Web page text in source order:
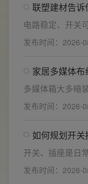
越长越好(因为
小，插孔间距越
联塑建材告
原因与技术对
电路稳定、开关
频繁跳闸大多源
或防护结构设计
电气套装产品
优异，可有效应
景，减少无故跳
发布时间：2026-
家居多媒体
关电气套装
多媒体箱大多暗
弱电线路的集中
装修美观度，外
一站式配齐全
的家用开关电气
插座、配电箱、
购与售后更省心
发布时间：2026-
如何规划开
开关电气套
开关、插座是日
电气配件。随着
插座和开关也会
发布时间：2026-